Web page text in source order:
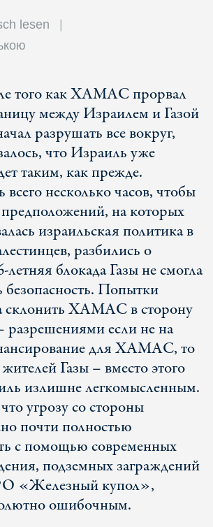
lesen
того как ХАМАС прорвал
между Израилем и Газой
разрушать все вокруг,
что Израиль уже
таким, как прежде.
несколько часов, чтобы
на которых
израильская политика в
разбились о
летняя блокада Газы не смогла
безопасность. Попытки
склонить ХАМАС в сторону
разрешениями если не на
для ХАМАС, то
Газы – вместо этого
излишне легкомысленным.
угрозу со стороны
полностью
с помощью современных
подземных заграждений
«Железный купол»,
ошибочным.